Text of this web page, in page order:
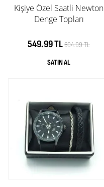
Kişiye Özel Saatli Newton
Denge Topları
549.99 TL604.99 TL